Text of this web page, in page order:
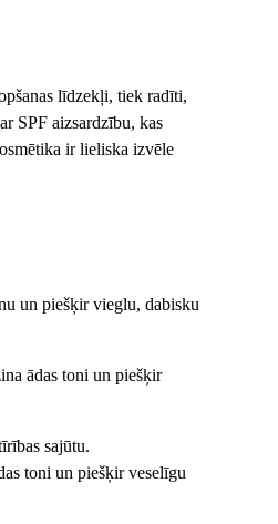
līdzekļi, tiek radīti,
SPF aizsardzību, kas
ir lieliska izvēle
un piešķir vieglu, dabisku
ādas toni un piešķir
sajūtu.